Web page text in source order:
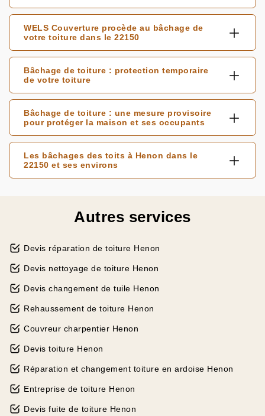
WELS Couverture procède au bâchage de
votre toiture dans le 22150
Bâchage de toiture : protection temporaire
de votre toiture
Bâchage de toiture : une mesure provisoire
pour protéger la maison et ses occupants
Les bâchages des toits à Henon dans le
22150 et ses environs
Autres services
Devis réparation de toiture Henon
Devis nettoyage de toiture Henon
Devis changement de tuile Henon
Rehaussement de toiture Henon
Couvreur charpentier Henon
Devis toiture Henon
Réparation et changement toiture en ardoise Henon
Entreprise de toiture Henon
Devis fuite de toiture Henon